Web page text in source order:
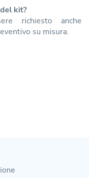
kit?
richiesto anche
su misura.